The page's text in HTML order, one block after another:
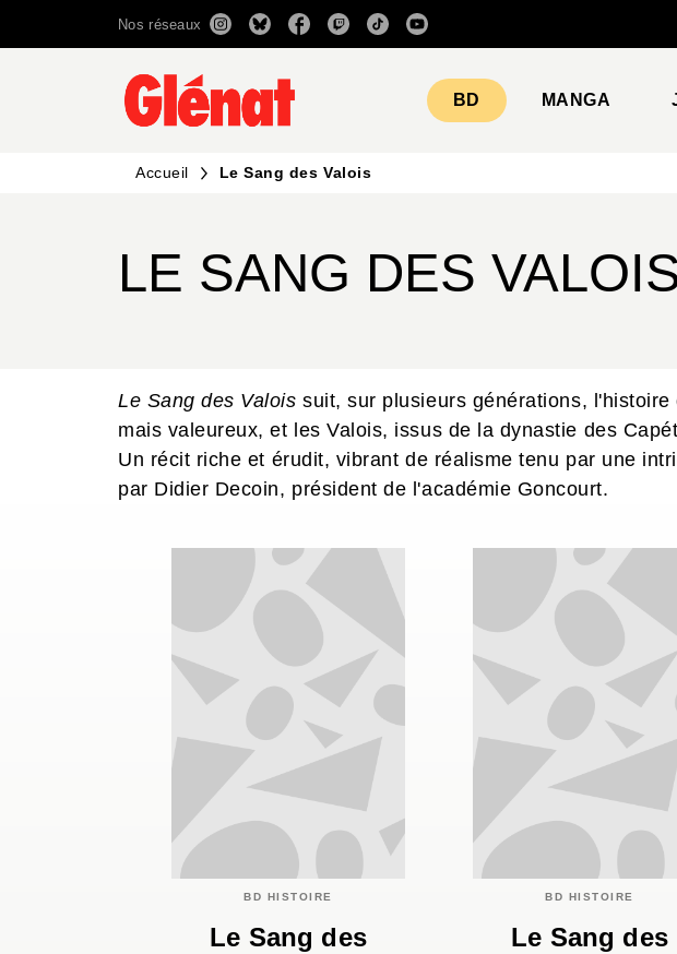
RECHERCHE CONTENU
Nos réseaux
BD MANGA
Accueil Le Sang des Valois
LE SANG DES
Le Sang des Valois suit, sur plusieurs générations,
mais valeureux, et les Valois, issus de la dynastie des
Un récit riche et érudit, vibrant de réalisme tenu par une
par Didier Decoin, président de l'académie Goncourt.
BD HISTOIRE
Le Sang des
BD HISTOIRE
Le Sang des